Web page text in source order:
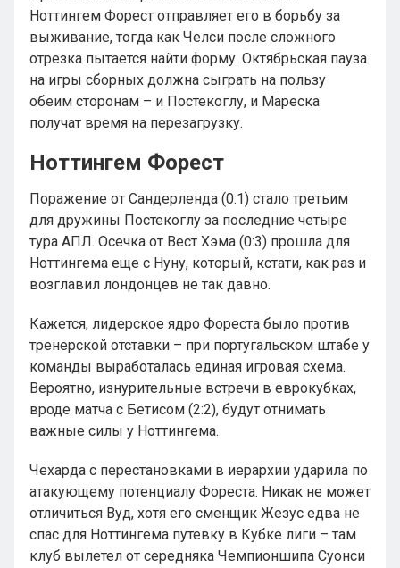
Ноттингем Форест отправляет его в борьбу за
выживание, тогда как Челси после сложного
отрезка пытается найти форму. Октябрьская пауза
на игры сборных должна сыграть на пользу
обеим сторонам – и Постекоглу, и Мареска
получат время на перезагрузку.
Ноттингем Форест
Поражение от Сандерленда (0:1) стало третьим
для дружины Постекоглу за последние четыре
тура АПЛ. Осечка от Вест Хэма (0:3) прошла для
Ноттингема еще с Нуну, который, кстати, как раз и
возглавил лондонцев не так давно.
Кажется, лидерское ядро Фореста было против
тренерской отставки – при португальском штабе у
команды выработалась единая игровая схема.
Вероятно, изнурительные встречи в еврокубках,
вроде матча с Бетисом (2:2), будут отнимать
важные силы у Ноттингема.
Чехарда с перестановками в иерархии ударила по
атакующему потенциалу Фореста. Никак не может
отличиться Вуд, хотя его сменщик Жезус едва не
спас для Ноттингема путевку в Кубке лиги – там
клуб вылетел от середняка Чемпионшипа Суонси